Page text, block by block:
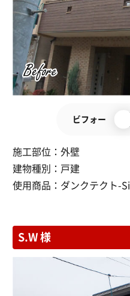
施工部位：外壁
建物種別： 戸建
使用商品： ダンクテクト-Si
ビフォー
S.W 様